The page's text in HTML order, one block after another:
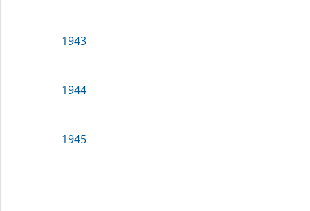
1943
1944
1945